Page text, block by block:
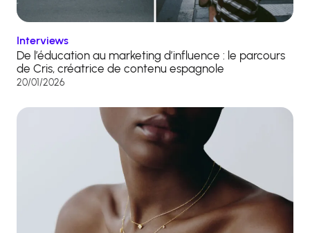
Interviews
De l’éducation au marketing d’influence : le parcours
de Cris, créatrice de contenu espagnole
20/01/2026